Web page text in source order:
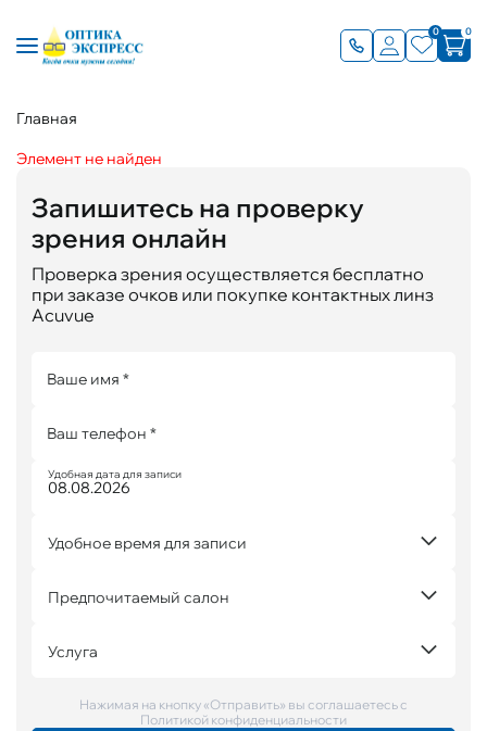
0 0
Главная
Элемент не найден
Запишитесь на проверку
зрения онлайн
Проверка зрения осуществляется бесплатно
при заказе очков или покупке контактных линз
Acuvue
Ваше имя *
Ваш телефон *
Удобная дата для записи
Удобное время для записи
Предпочитаемый салон
Услуга
Нажимая на кнопку «Отправить» вы соглашаетесь с
Политикой конфиденциальности